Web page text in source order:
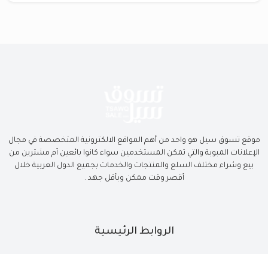
موقع تسوق سيل هو واحد من أهم المواقع الالكترونية المتخصصة في مجال
الإعلانات المبوبة والتي تمكن المستخدمين سواء كانوا بائعين أم مشترين من
بيع وشراء مختلف السلع والمنتجات والخدمات بجميع الدول العربية خلال
أقصر وقت ممكن وبأقل جهد .
الروابط الرئيسية